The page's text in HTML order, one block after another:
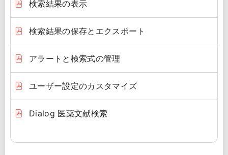
検索結果の表示
検索結果の保存とエクスポート
アラートと検索式の管理
ユーザー設定のカスタマイズ
Dialog 医薬文献検索